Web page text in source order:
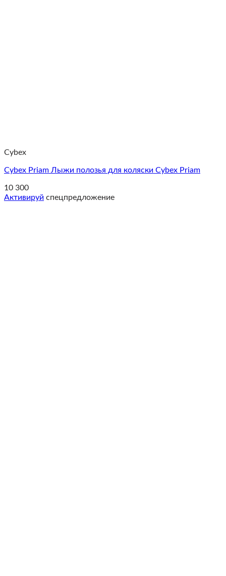
Cybex
Cybex Priam Лыжи полозья для коляски Cybex Priam
10 300
Активируй спецпредложение